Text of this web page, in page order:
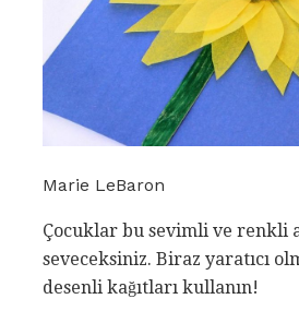
Marie LeBaron
Çocuklar bu sevimli ve renkli
seveceksiniz. Biraz yaratıcı
desenli kağıtları kullanın!